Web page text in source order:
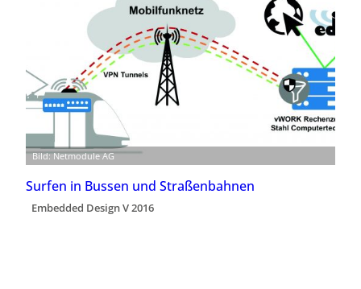
Bild: Netmodule AG
Surfen in Bussen und Straßenbahnen
Embedded Design V 2016